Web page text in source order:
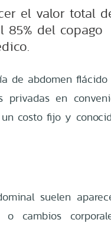
el valor total
del copago
de abdomen flácido
en
costo fijo y
suelen
cambios